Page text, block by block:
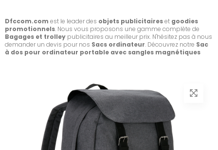
Dfccom.com est le leader des objets publicitaireset goodies
promotionnels. Nous vous proposons une gamme complète de
Bagages et trolley publicitaires au meilleur prix. N'hésitez pas à nous
demander un devis pour nos Sacs ordinateur. Découvrez notre Sac
à dos pour ordinateur portable avec sangles magnétiques